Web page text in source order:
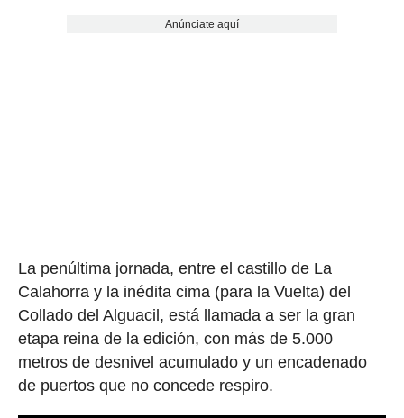
Anúnciate aquí
La penúltima jornada, entre el castillo de La
Calahorra y la inédita cima (para la Vuelta) del
Collado del Alguacil, está llamada a ser la gran
etapa reina de la edición, con más de 5.000
metros de desnivel acumulado y un encadenado
de puertos que no concede respiro.